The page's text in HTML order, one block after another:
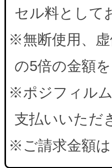
セル料として
※無断使用、
の5倍の金額
※ポジフィル
支払いいただ
※ご請求金額